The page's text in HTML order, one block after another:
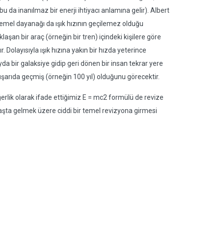
da inanılmaz bir enerji ihtiyacı anlamına gelir). Albert
dayanağı da ışık hızının geçilemez olduğu
bir araç (örneğin bir tren) içindeki kişilere göre
ışık hızına yakın bir hızda yeterince
bir galaksiye gidip geri dönen bir insan tekrar yere
geçmiş (örneğin 100 yıl) olduğunu görecektir.
olarak ifade ettiğimiz E = mc2 formülü de revize
gelmek üzere ciddi bir temel revizyona girmesi